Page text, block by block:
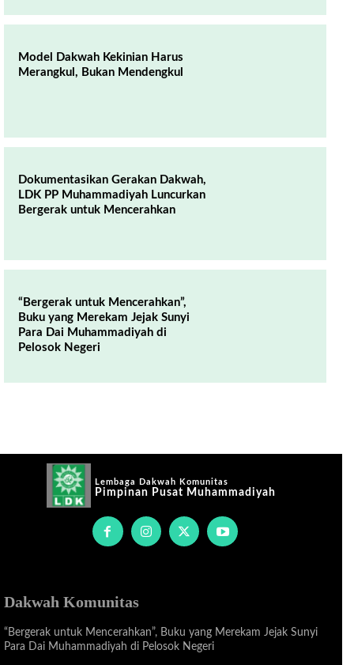
Model Dakwah Kekinian Harus
Merangkul, Bukan Mendengkul
Dokumentasikan Gerakan Dakwah,
LDK PP Muhammadiyah Luncurkan
Bergerak untuk Mencerahkan
“Bergerak untuk Mencerahkan”,
Buku yang Merekam Jejak Sunyi
Para Dai Muhammadiyah di
Pelosok Negeri
Lembaga Dakwah Komunitas
Pimpinan Pusat Muhammadiyah
Dakwah Komunitas
“Bergerak untuk Mencerahkan”, Buku yang Merekam Jejak Sunyi
Para Dai Muhammadiyah di Pelosok Negeri